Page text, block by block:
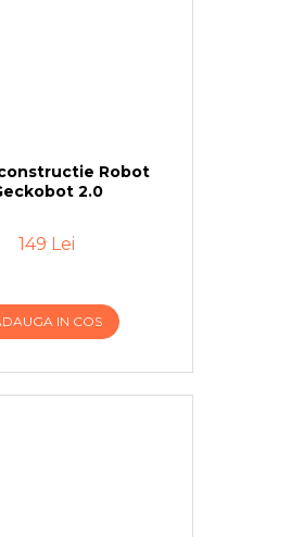
Robot
2.0
149 Lei
IN COS